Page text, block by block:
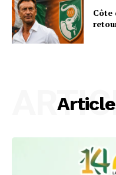
Côte